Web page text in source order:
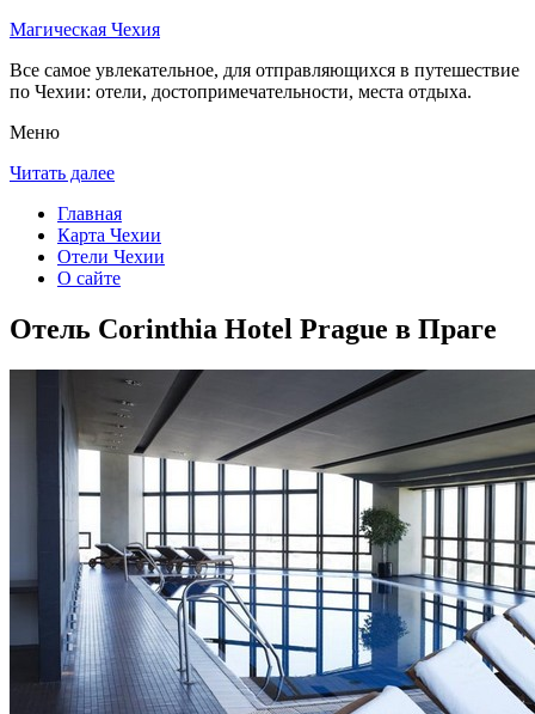
Магическая Чехия
Все самое увлекательное, для отправляющихся в путешествие
по Чехии: отели, достопримечательности, места отдыха.
Меню
Читать далее
Главная
Карта Чехии
Отели Чехии
О сайте
Отель Corinthia Hotel Prague в Праге